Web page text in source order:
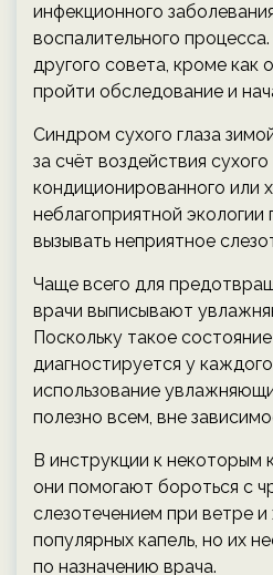
инфекционного
воспалительного
другого совета, кроме как
пройти обследование и
Синдром сухого глаза
за счёт воздействия сухого
кондиционированного или
неблагоприятной
вызывать неприятное
Чаще всего для
врачи выписывают
Поскольку такое
диагностируется у
использование
полезно всем, вне
В инструкции к некоторым
они помогают бороться с
слезотечением при ветре
популярных капель, но их
по назначению врача.